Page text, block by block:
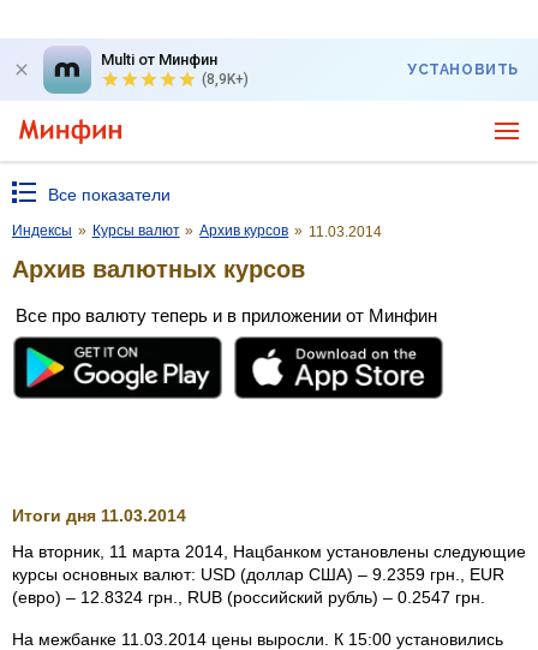
Multi от Минфин
(8,9K+)
УСТАНОВИТЬ
Все показатели
Индексы » Курсы валют » Архив курсов » 11.03.2014
Архив валютных курсов
Все про валюту теперь и в приложении от Минфин
Итоги дня 11.03.2014
На вторник, 11 марта 2014, Нацбанком установлены следующие
курсы основных валют: USD (доллар США) – 9.2359 грн., EUR
(евро) – 12.8324 грн., RUB (российский рубль) – 0.2547 грн.
На межбанке 11.03.2014 цены выросли. К 15:00 установились